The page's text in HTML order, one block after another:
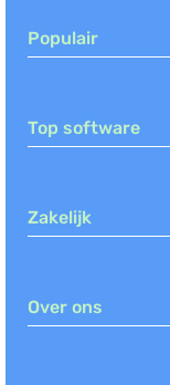
Populair
Top software
Zakelijk
Over ons